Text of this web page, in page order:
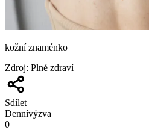
kožní znaménko
Zdroj: Plné zdraví
Sdílet
Dennívýzva
0